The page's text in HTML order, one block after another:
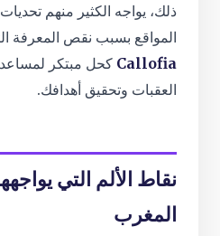
ذلك، يواجه الكثير منهم
المواقع بسبب نقص المعرفة
Callofia كحل مبتكر
العقبات وتحقيق أهدافك.
نقاط الألم التي
المغرب